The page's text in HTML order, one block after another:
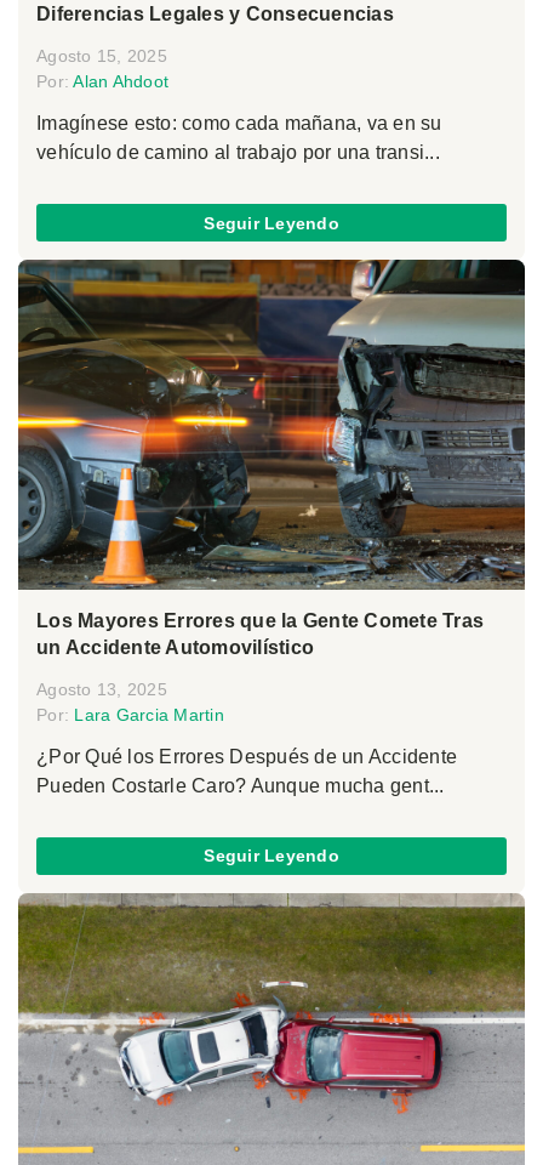
Diferencias Legales y Consecuencias
Agosto 15, 2025
Por:Alan Ahdoot
Imagínese esto: como cada mañana, va en su
vehículo de camino al trabajo por una transi...
Seguir Leyendo
Los Mayores Errores que la Gente Comete Tras
un Accidente Automovilístico
Agosto 13, 2025
Por: Lara Garcia Martin
¿Por Qué los Errores Después de un Accidente
Pueden Costarle Caro? Aunque mucha gent...
Seguir Leyendo